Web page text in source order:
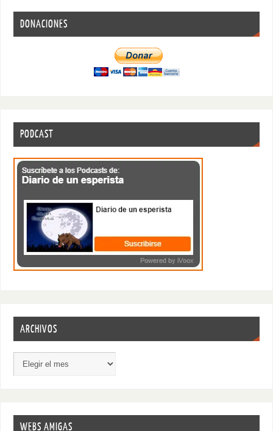
DONACIONES
PODCAST
ARCHIVOS
WEBS AMIGAS